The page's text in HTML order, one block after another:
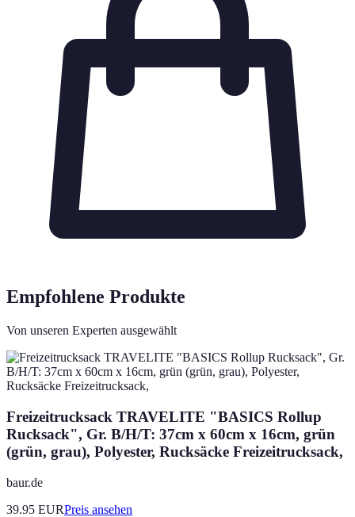
Empfohlene Produkte
Von unseren Experten ausgewählt
Freizeitrucksack TRAVELITE "BASICS Rollup
Rucksack", Gr. B/H/T: 37cm x 60cm x 16cm, grün
(grün, grau), Polyester, Rucksäcke Freizeitrucksack,
baur.de
39.95 EURPreis ansehen